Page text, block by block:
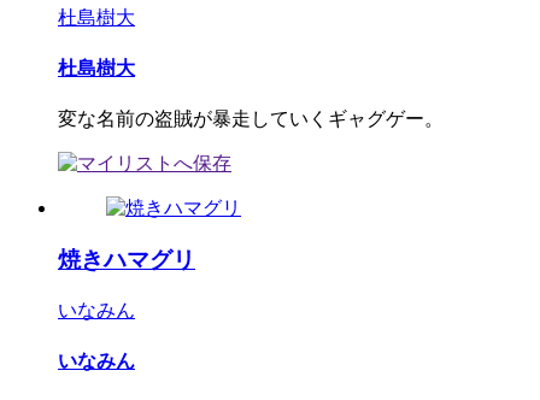
杜島樹大
杜島樹大
変な名前の盗賊が暴走していくギャグゲー。
焼きハマグリ
いなみん
いなみん